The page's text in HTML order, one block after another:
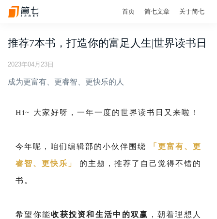
首页 简七文章 关于简七
推荐7本书，打造你的富足人生|世界读书日
2023年04月23日
成为更富有、更睿智、更快乐的人
Hi~ 大家好呀，一年一度的世界读书日又来啦！
今年呢，咱们编辑部的小伙伴围绕 「更富有、更
睿智、更快乐」 的主题，推荐了自己觉得不错的
书。
希望你能收获投资和生活中的双赢 ，朝着理想人